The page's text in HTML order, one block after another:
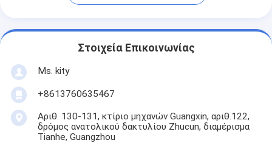
Στοιχεία Επικοινωνίας
Ms. kity
+8613760635467
Αριθ. 130-131, κτίριο μηχανών Guangxin, αριθ.122,
δρόμος ανατολικού δακτυλίου Zhucun, διαμέρισμα
Tianhe, Guangzhou